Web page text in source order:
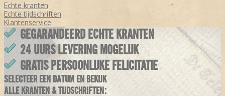
Echte kranten
Echte tijdschriften
Klantenservice
GEGARANDEERD ECHTE KRANTEN
24 UURS LEVERING MOGELIJK
GRATIS PERSOONLIJKE FELICITATIE
SELECTEER EEN DATUM EN BEKIJK
ALLE KRANTEN & TIJDSCHRIFTEN: